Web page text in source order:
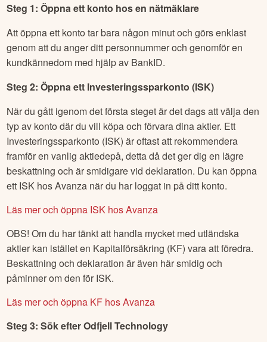
Steg 1: Öppna ett konto hos en nätmäklare
Att öppna ett konto tar bara någon minut och görs enklast
genom att du anger ditt personnummer och genomför en
kundkännedom med hjälp av BankID.
Steg 2: Öppna ett Investeringssparkonto (ISK)
När du gått igenom det första steget är det dags att välja den
typ av konto där du vill köpa och förvara dina aktier. Ett
Investeringssparkonto (ISK) är oftast att rekommendera
framför en vanlig aktiedepå, detta då det ger dig en lägre
beskattning och är smidigare vid deklaration. Du kan öppna
ett ISK hos Avanza när du har loggat in på ditt konto.
Läs mer och öppna ISK hos Avanza
OBS! Om du har tänkt att handla mycket med utländska
aktier kan istället en Kapitalförsäkring (KF) vara att föredra.
Beskattning och deklaration är även här smidig och
påminner om den för ISK.
Läs mer och öppna KF hos Avanza
Steg 3: Sök efterOdfjell Technology